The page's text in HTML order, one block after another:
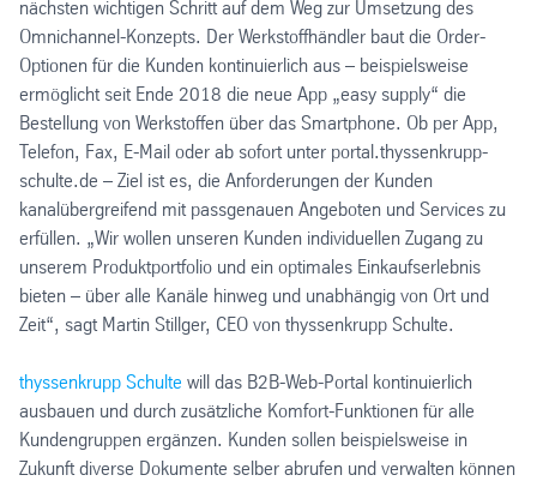
nächsten wichtigen Schritt auf dem Weg zur Umsetzung des
Omnichannel-Konzepts. Der Werkstoffhändler baut die Order-
Optionen für die Kunden kontinuierlich aus – beispielsweise
ermöglicht seit Ende 2018 die neue App „easy supply“ die
Bestellung von Werkstoffen über das Smartphone. Ob per App,
Telefon, Fax, E-Mail oder ab sofort unter portal.thyssenkrupp-
schulte.de – Ziel ist es, die Anforderungen der Kunden
kanalübergreifend mit passgenauen Angeboten und Services zu
erfüllen. „Wir wollen unseren Kunden individuellen Zugang zu
unserem Produktportfolio und ein optimales Einkaufserlebnis
bieten – über alle Kanäle hinweg und unabhängig von Ort und
Zeit“, sagt Martin Stillger, CEO von thyssenkrupp Schulte.
thyssenkrupp Schulte will das B2B-Web-Portal kontinuierlich
ausbauen und durch zusätzliche Komfort-Funktionen für alle
Kundengruppen ergänzen. Kunden sollen beispielsweise in
Zukunft diverse Dokumente selber abrufen und verwalten können